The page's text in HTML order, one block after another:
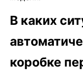
В каких
коробке